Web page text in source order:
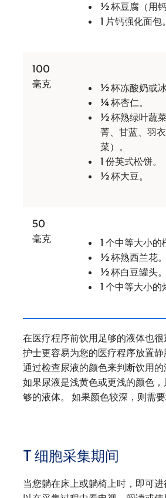
½ 杯豆腐（用钙
1 片钙强化面包。
100
毫克
½ 杯冻酸奶或冰
¼ 杯杏仁。
½ 杯熟绿叶蔬
菁、甘蓝、羽
菜）。
1 份英式松饼。
½ 杯大豆。
50
毫克
1 个中等大小的
½ 杯熟西兰花。
½ 杯白豆罐头。
1 个中等大小的
在医疗程序前饮用足够的液体也
护士更容易为您的医疗程序放置
通过检查尿液的颜色来判断饮用的
如果尿液是浅黄色或更浅的颜色
够的液体。 如果颜色较深，则需要
T 细胞采集期间
当您躺在床上或躺椅上时，即可